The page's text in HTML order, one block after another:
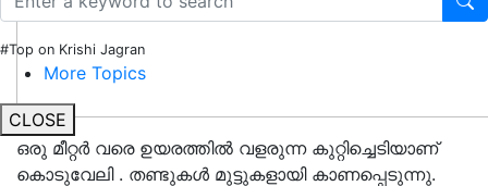
#Top on Krishi Jagran
More Topics
CLOSE
ഒരു മീറ്റർ വരെ ഉയരത്തിൽ വളരുന്ന കുറ്റിച്ചെടിയാണ്
കൊടുവേലി . തണ്ടുകൾ മുട്ടുകളായി കാണപ്പെടുന്നു.